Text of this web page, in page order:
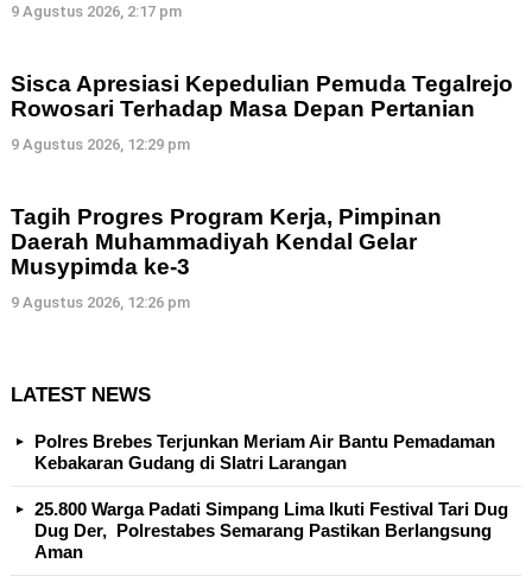
9 Agustus 2026, 2:17 pm
Sisca Apresiasi Kepedulian Pemuda Tegalrejo
Rowosari Terhadap Masa Depan Pertanian
9 Agustus 2026, 12:29 pm
Tagih Progres Program Kerja, Pimpinan
Daerah Muhammadiyah Kendal Gelar
Musypimda ke-3
9 Agustus 2026, 12:26 pm
LATEST NEWS
Polres Brebes Terjunkan Meriam Air Bantu Pemadaman
Kebakaran Gudang di Slatri Larangan
25.800 Warga Padati Simpang Lima Ikuti Festival Tari Dug
Dug Der, Polrestabes Semarang Pastikan Berlangsung
Aman